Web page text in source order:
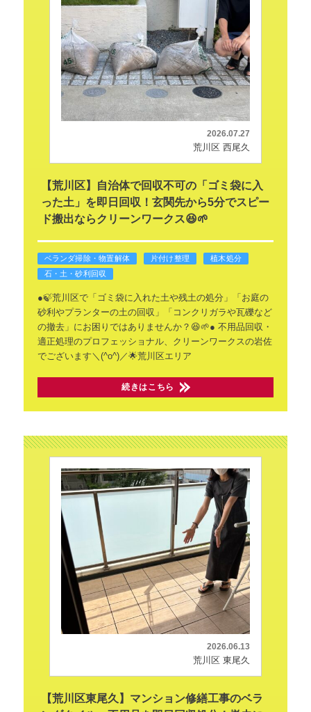
2026.07.27
荒川区 西尾久
【荒川区】自治体で回収不可の「ゴミ袋に入
った土」を即日回収！玄関先から5分でスピー
ド搬出ならクリーンワークス😆🌱
ベランダ掃除・物置解体 片付け整理
植木処分
石・土・砂利回収
●🍃荒川区で「ゴミ袋に入れた土や残土の処分」「お庭の
砂利やプランターの土の回収」「コンクリガラや瓦礫など
の撤去」にお困りではありませんか？😆🌱● 不用品回収・
適正処理のプロフェッショナル、クリーンワークスの岩佐
でございます＼(^o^)／🌟荒川区エリア
続きはこちら
2026.06.13
荒川区 東尾久
【荒川区東尾久】マンション修繕工事のベラ